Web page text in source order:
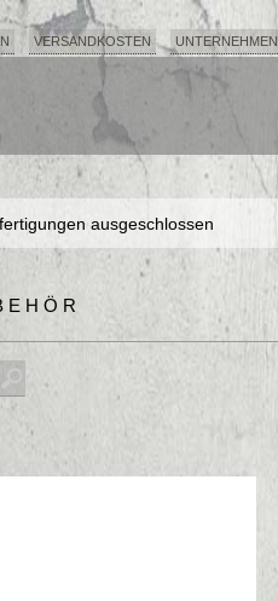
VERSANDKOSTEN UNTERNEHMEN
ausgeschlossen
ausgeschlossen
ausgeschlossen